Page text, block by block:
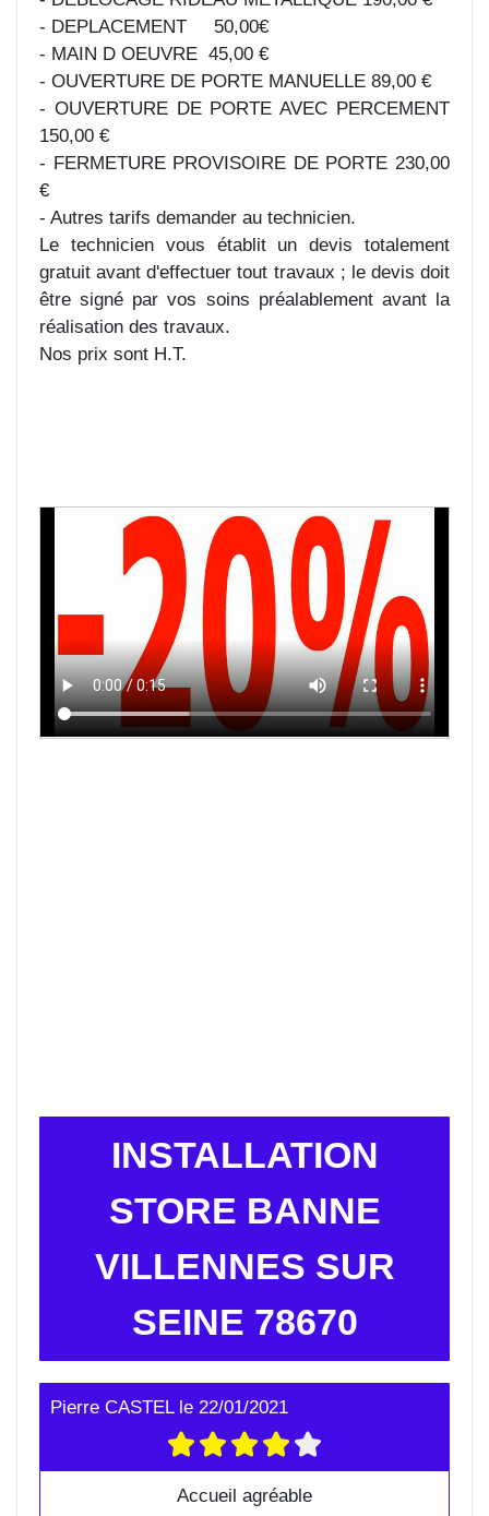
- DEPLACEMENT 50,00€
- MAIN D OEUVRE 45,00 €
- OUVERTURE DE PORTE MANUELLE 89,00 €
- OUVERTURE DE PORTE AVEC PERCEMENT
150,00 €
- FERMETURE PROVISOIRE DE PORTE 230,00
€
- Autres tarifs demander au technicien.
Le technicien vous établit un devis totalement
gratuit avant d'effectuer tout travaux ; le devis doit
être signé par vos soins préalablement avant la
réalisation des travaux.
Nos prix sont H.T.
INSTALLATION
STORE BANNE
VILLENNES SUR
SEINE 78670
Pierre CASTELle 22/01/2021
Accueil agréable